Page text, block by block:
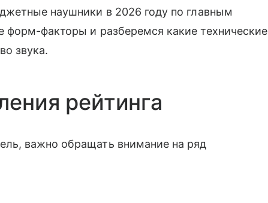
наушники в 2026 году по главным
факторы и разберемся какие технические
звука.
рейтинга
важно обращать внимание на ряд